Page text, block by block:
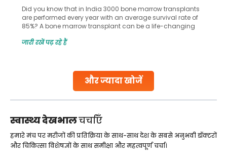
और ज्यादा खोजें
Did you know that in India 3000 bone marrow transplants
are performed every year with an average survival rate of
85%? A bone marrow transplant can be a life-changing
make all the difference. India has some of the world’s
जारी रखें पढ़ रहे हैं
स्वास्थ्य देखभालचर्चाएँ
हमारे मंच पर मरीजों की प्रतिक्रिया के साथ-साथ देश के सबसे अनुभवी डॉक्टरों
और चिकित्सा विशेषज्ञों के साथ समीक्षा और महत्वपूर्ण चर्चा।